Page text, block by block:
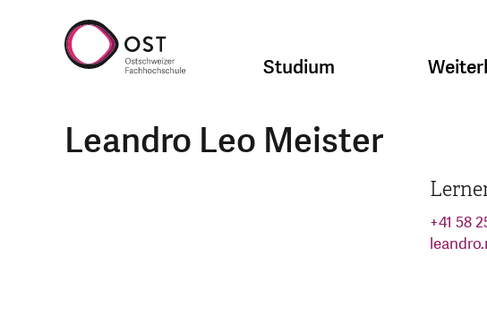
Studium
Leandro Leo Meister
+41 58